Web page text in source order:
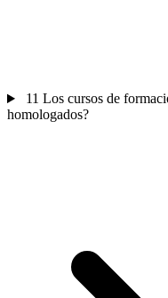
11 Los cursos de
homologados?